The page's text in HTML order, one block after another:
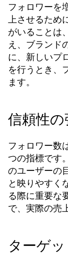
フォロワーを
上させるため
がいることは
え、ブランド
に、新しいプ
を行うとき、
ます。
信頼性
フォロワー数
つの指標です
のユーザーの
と映りやすく
る際に重要な
で、実際の売
ターゲ